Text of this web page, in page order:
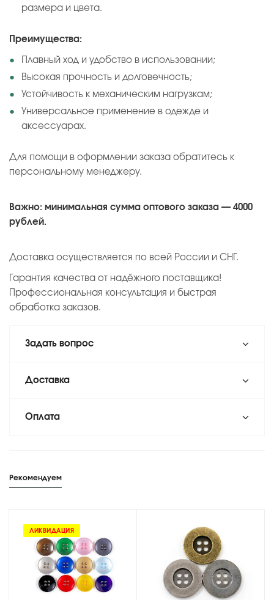
размера и цвета.
Преимущества:
Плавный ход и удобство в использовании;
Высокая прочность и долговечность;
Устойчивость к механическим нагрузкам;
Универсальное применение в одежде и
аксессуарах.
Для помощи в оформлении заказа обратитесь к
персональному менеджеру.
Важно: минимальная сумма оптового заказа — 4000
рублей.
Доставка осуществляется по всей России и СНГ.
Гарантия качества от надёжного поставщика!
Профессиональная консультация и быстрая
обработка заказов.
Задать вопрос
Доставка
Оплата
Рекомендуем
ЛИКВИДАЦИЯ